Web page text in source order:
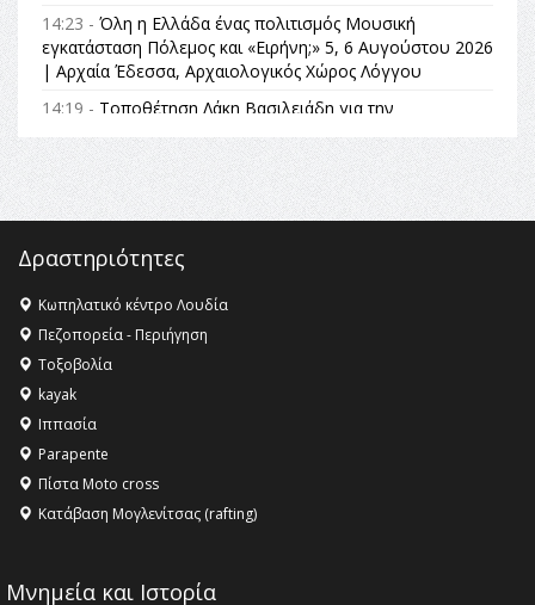
14:23 - Όλη η Ελλάδα ένας πολιτισμός Μουσική
εγκατάσταση Πόλεμος και «Ειρήνη;» 5, 6 Αυγούστου 2026
| Αρχαία Έδεσσα, Αρχαιολογικός Χώρος Λόγγου
14:19 - Τοποθέτηση Λάκη Βασιλειάδη για την
θεσμικές διαδικασίες υπάρχει μόνο η ευθύνη απέναντι
στις επόμενες γενιές»
16:35 -Το πρόγραμμα του ΠΑΟΚ στον δεύτερο γύρο του
16:27 - Όλυμπος: Εντάχθηκε στον Κατάλογο Παγκόσμιας
Κληρονομιάς της UNESCO – Ομόφωνη η απόφαση Ο
Όλυμπος αναγνωρίστηκε ως φυσικό και πολιτιστικό
αγαθό εξέχουσας οικουμενικής αξίας για την
ανθρωπότητα
16:18 -
ΣΤΗΝ ΕΔΕΣΣΑ
Δραστηριότητες
Κωπηλατικό κέντρο Λουδία
Πεζοπορεία - Περιήγηση
Τοξοβολία
kayak
Ιππασία
Parapente
Πίστα Moto cross
Κατάβαση Μογλενίτσας (rafting)
Μνημεία και Ιστορία